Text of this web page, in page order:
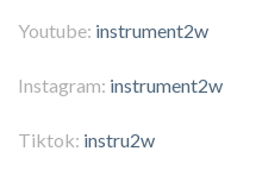
Youtube: instrument2w
Instagram: instrument2w
Tiktok: instru2w